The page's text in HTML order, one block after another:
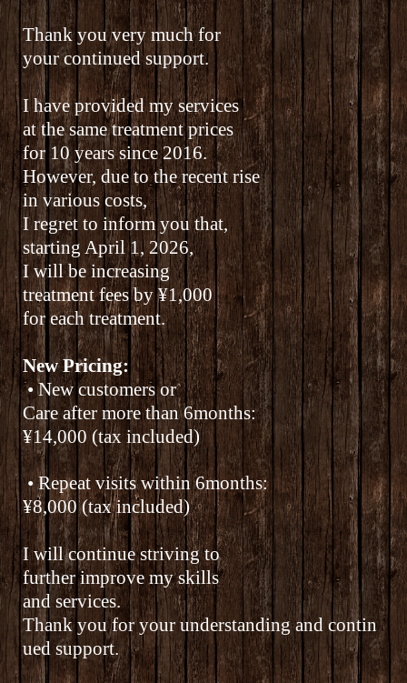
Thank you very much for
your continued support.
I have provided my services
at the same treatment prices
for 10 years since 2016.
However, due to the recent rise
in various costs,
I regret to inform you that,
starting April 1, 2026,
I will be increasing
treatment fees by ¥1,000
for each treatment.
New Pricing:
• New customers or
Care after more than 6months:
¥14,000 (tax included)
• Repeat visits within 6months:
¥8,000 (tax included)
I will continue striving to
further improve my skills
and services.
Thank you for yourunderstanding and contin
ued support.